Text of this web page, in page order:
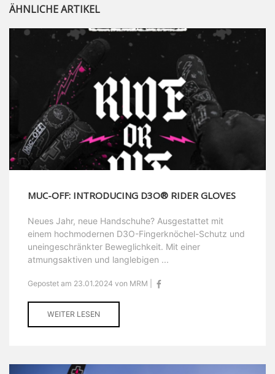
ÄHNLICHE ARTIKEL
MUC-OFF: INTRODUCING D3O® RIDER GLOVES
Neues Jahr, neue Handschuhe? Ausgestattet mit
einem hochmodernen D3O-Fingerknöchel-Schutz und
uneingeschränkter Beweglichkeit. Mit einer
atmungsaktiven und langlebigen ...
Gepostet am 23.01.2024 von MRM |
WEITER LESEN